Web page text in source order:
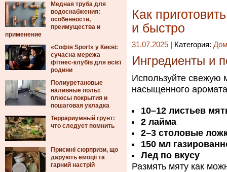
Медная труба для
водоснабжения:
особенности,
преимущества и
применение
«Софія Sport» у Києві:
сучасна мережа
фітнес-клубів для всієї
родини
Полиуретановые
наливные полы:
плюсы покрытия и
пошаговая укладка
Террариумный грунт:
что следует помнить
Приємні сюрпризи, що
дарують емоції та
гарний настрій
Как
и быстро
31.07.2025 | Категория:
Ингредиенты и
Используйте свежую
насыщенного
10–12 листьев
2 лайма
2–3 столовые
150 мл
Лед по вкусу
Размять мяту как